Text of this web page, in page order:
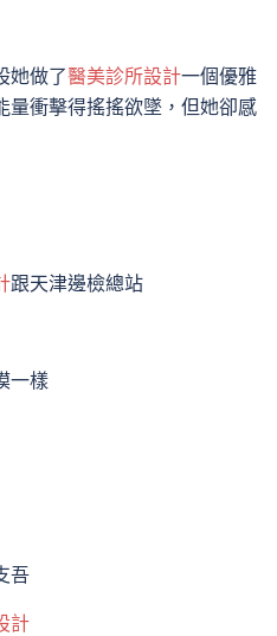
她做了醫美診所設計一個優雅
量衝擊得搖搖欲墜，但她卻感
跟天津邊檢總站
一樣
吾
計